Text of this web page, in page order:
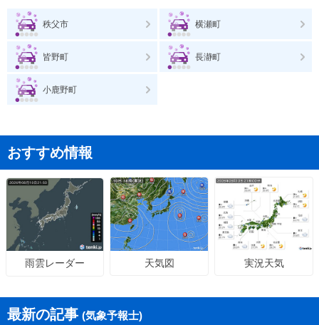
秩父市 横瀬町
皆野町 長瀞町
小鹿野町
おすすめ情報
雨雲レーダー 天気図 実況天気
最新の記事 (気象予報士)